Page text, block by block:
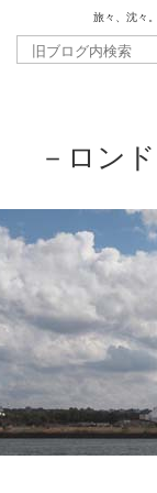
旅々、沈々。
－ロン